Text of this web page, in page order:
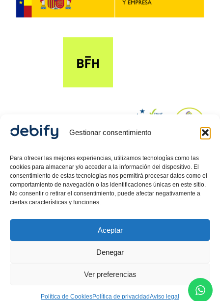
Gestionar consentimiento
Para ofrecer las mejores experiencias, utilizamos tecnologías como las
cookies para almacenar y/o acceder a la información del dispositivo. El
consentimiento de estas tecnologías nos permitirá procesar datos como el
comportamiento de navegación o las identificaciones únicas en este sitio.
No consentir o retirar el consentimiento, puede afectar negativamente a
ciertas características y funciones.
Aceptar
Denegar
Ver preferencias
Política de CookiesPolítica de privacidadAviso legal
© 2024 Debify – Derechos reservados.
Política de Privacidad
Aviso Legal
Política de cookies
Mercantil de Barcelona, Hoja 557512, Tomo 47626,
Carlos Guerrero
Ministerio de Justicia.